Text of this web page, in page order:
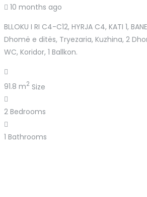
10 months ago
BLLOKU I RI C4-C12, HYRJA C4, KATI 1,
Dhomë e ditës, Tryezaria, Kuzhina, 2
WC, Koridor, 1 Ballkon.
91.8 m2 Size
2 Bedrooms
1 Bathrooms